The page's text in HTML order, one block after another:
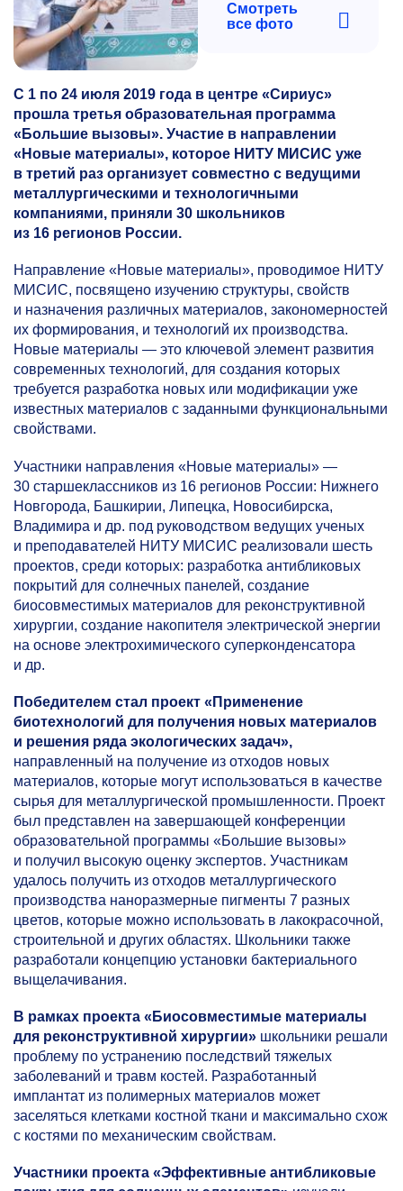
Смотреть
все фото
С 1 по 24 июля 2019 года в центре «Сириус»
прошла третья образовательная программа
«Большие вызовы». Участие в направлении
«Новые материалы», которое НИТУ МИСИС уже
в третий раз организует совместно с ведущими
металлургическими и технологичными
компаниями, приняли 30 школьников
из 16 регионов России.
Направление «Новые материалы», проводимое НИТУ
МИСИС, посвящено изучению структуры, свойств
и назначения различных материалов, закономерностей
их формирования, и технологий их производства.
Новые материалы — это ключевой элемент развития
современных технологий, для создания которых
требуется разработка новых или модификации уже
известных материалов с заданными функциональными
свойствами.
Участники направления «Новые материалы» —
30 старшеклассников из 16 регионов России: Нижнего
Новгорода, Башкирии, Липецка, Новосибирска,
Владимира и др. под руководством ведущих ученых
и преподавателей НИТУ МИСИС реализовали шесть
проектов, среди которых: разработка антибликовых
покрытий для солнечных панелей, создание
биосовместимых материалов для реконструктивной
хирургии, создание накопителя электрической энергии
на основе электрохимического суперконденсатора
и др.
Победителем стал проект «Применение
биотехнологий для получения новых материалов
и решения ряда экологических задач»,
направленный на получение из отходов новых
материалов, которые могут использоваться в качестве
сырья для металлургической промышленности. Проект
был представлен на завершающей конференции
образовательной программы «Большие вызовы»
и получил высокую оценку экспертов. Участникам
удалось получить из отходов металлургического
производства наноразмерные пигменты 7 разных
цветов, которые можно использовать в лакокрасочной,
строительной и других областях. Школьники также
разработали концепцию установки бактериального
выщелачивания.
В рамках проекта «Биосовместимые материалы
для реконструктивной хирургии» школьники решали
проблему по устранению последствий тяжелых
заболеваний и травм костей. Разработанный
имплантат из полимерных материалов может
заселяться клетками костной ткани и максимально схож
с костями по механическим свойствам.
Участники проекта «Эффективные антибликовые